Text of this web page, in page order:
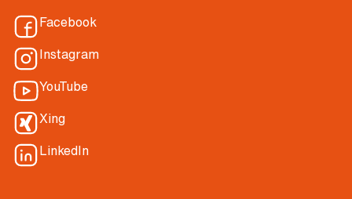
Facebook
Instagram
YouTube
Xing
LinkedIn